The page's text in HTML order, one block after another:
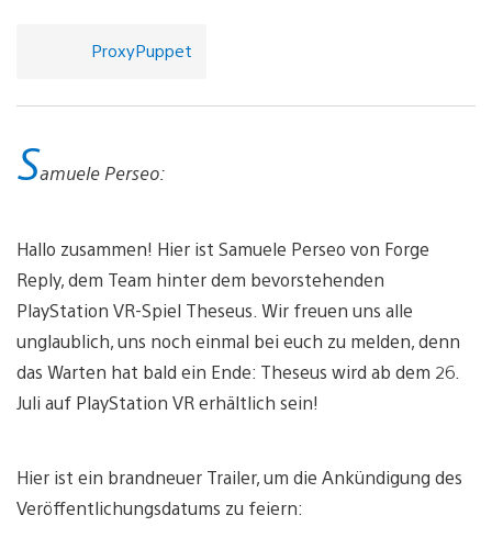
ProxyPuppet
Samuele Perseo:
Hallo zusammen! Hier ist Samuele Perseo von Forge
Reply, dem Team hinter dem bevorstehenden
PlayStation VR-Spiel Theseus. Wir freuen uns alle
unglaublich, uns noch einmal bei euch zu melden, denn
das Warten hat bald ein Ende: Theseus wird ab dem 26.
Juli auf PlayStation VR erhältlich sein!
Hier ist ein brandneuer Trailer, um die Ankündigung des
Veröffentlichungsdatums zu feiern: